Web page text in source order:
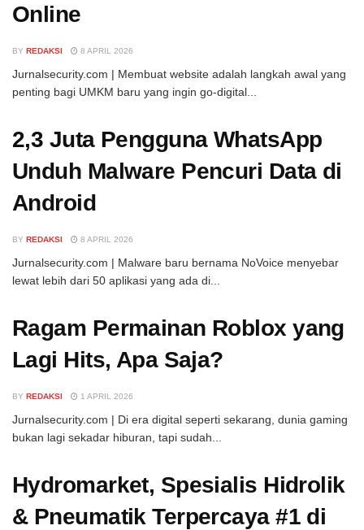
Online
BY REDAKSI 8 APRIL 2026
Jurnalsecurity.com | Membuat website adalah langkah awal yang
penting bagi UMKM baru yang ingin go-digital...
2,3 Juta Pengguna WhatsApp
Unduh Malware Pencuri Data di
Android
BY REDAKSI 8 APRIL 2026
Jurnalsecurity.com | Malware baru bernama NoVoice menyebar
lewat lebih dari 50 aplikasi yang ada di...
Ragam Permainan Roblox yang
Lagi Hits, Apa Saja?
BY REDAKSI 1 APRIL 2026
Jurnalsecurity.com | Di era digital seperti sekarang, dunia gaming
bukan lagi sekadar hiburan, tapi sudah...
Hydromarket, Spesialis Hidrolik
& Pneumatik Terpercaya #1 di